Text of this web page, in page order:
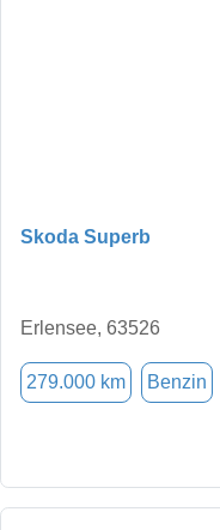
Skoda Superb
Erlensee, 63526
279.000 km Benzin